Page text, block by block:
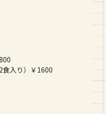
食入り）￥1600